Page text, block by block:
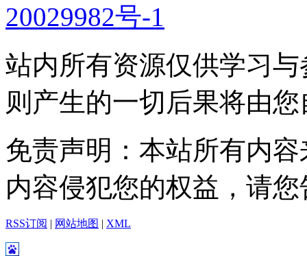
20029982号-1
站内所有资源仅供学习
则产生的一切后果将由
免责声明：本站所有内
内容侵犯您的权益，请
RSS订阅 | 网站地图 | XML